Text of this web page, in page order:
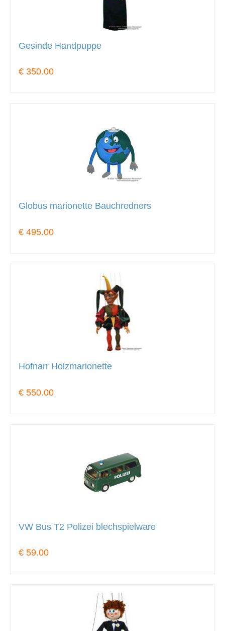
Gesinde Handpuppe
€ 350.00
Globus marionette Bauchredners
€ 495.00
Hofnarr Holzmarionette
€ 550.00
VW Bus T2 Polizei blechspielware
€ 59.00